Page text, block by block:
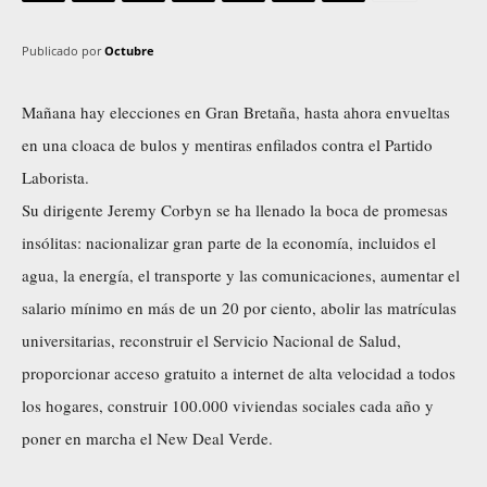
Publicado por Octubre
Mañana hay elecciones en Gran Bretaña, hasta ahora envueltas
en una cloaca de bulos y mentiras enfilados contra el Partido
Laborista.
Su dirigente Jeremy Corbyn se ha llenado la boca de promesas
insólitas: nacionalizar gran parte de la economía, incluidos el
agua, la energía, el transporte y las comunicaciones, aumentar el
salario mínimo en más de un 20 por ciento, abolir las matrículas
universitarias, reconstruir el Servicio Nacional de Salud,
proporcionar acceso gratuito a internet de alta velocidad a todos
los hogares, construir 100.000 viviendas sociales cada año y
poner en marcha el New Deal Verde.